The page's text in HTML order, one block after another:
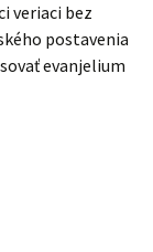
veriaci bez
postavenia
evanjelium